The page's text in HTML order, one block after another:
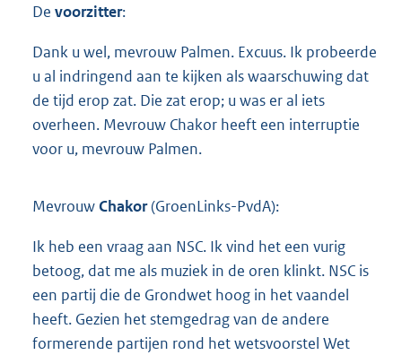
De voorzitter:
Dank u wel, mevrouw Palmen. Excuus. Ik probeerde
u al indringend aan te kijken als waarschuwing dat
de tijd erop zat. Die zat erop; u was er al iets
overheen. Mevrouw Chakor heeft een interruptie
voor u, mevrouw Palmen.
MevrouwChakor(GroenLinks-PvdA):
Ik heb een vraag aan NSC. Ik vind het een vurig
betoog, dat me als muziek in de oren klinkt. NSC is
een partij die de Grondwet hoog in het vaandel
heeft. Gezien het stemgedrag van de andere
formerende partijen rond het wetsvoorstel Wet